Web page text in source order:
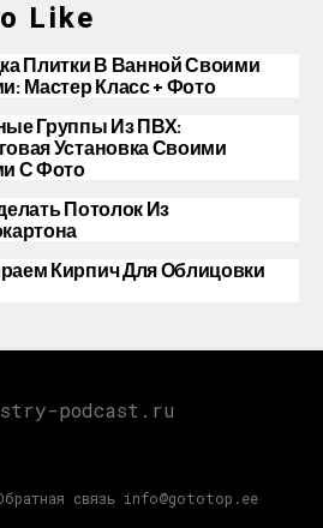
Like
Плитки В Ванной Своими
Мастер Класс + Фото
Группы Из ПВХ:
Установка Своими
С Фото
Потолок Из
Кирпич Для Облицовки
связь info@gototop.ee